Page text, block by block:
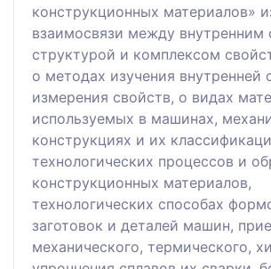
конструкционных материалов»
взаимосвязи между внутренним
структурой и комплексом
о методах изучения внутренней
измерения свойств, о видах
используемых в машинах,
конструкциях и их
технологических процессов и
конструкционных материалов,
технологических способах
заготовок и деталей машин,
механического, термического,